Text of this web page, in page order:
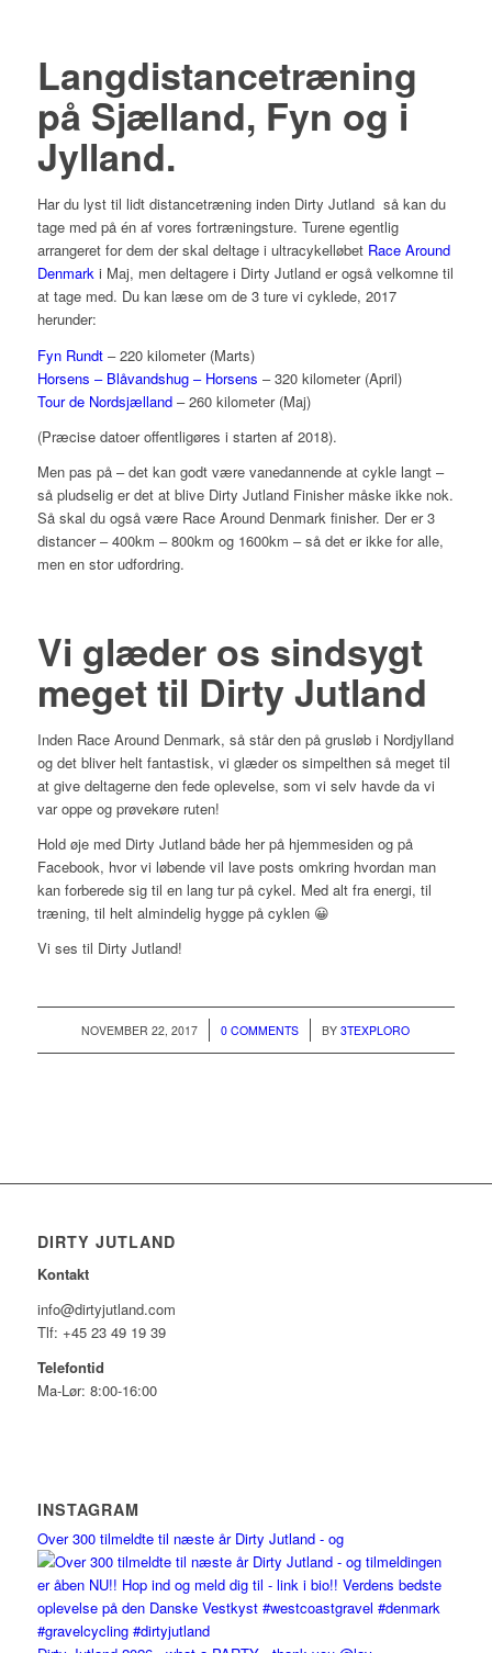
Langdistancetræning
på Sjælland, Fyn og i
Jylland.
Har du lyst til lidt distancetræning inden Dirty Jutland så kan du
tage med på én af vores fortræningsture. Turene egentlig
arrangeret for dem der skal deltage i ultracykelløbet Race Around
Denmarki Maj, men deltagere i Dirty Jutland er også velkomne til
at tage med. Du kan læse om de 3 ture vi cyklede, 2017
herunder:
Fyn Rundt– 220 kilometer (Marts)
Horsens – Blåvandshug – Horsens – 320 kilometer (April)
Tour de Nordsjælland– 260 kilometer (Maj)
(Præcise datoer offentligøres i starten af 2018).
Men pas på – det kan godt være vanedannende at cykle langt –
så pludselig er det at blive Dirty Jutland Finisher måske ikke nok.
Så skal du også være Race Around Denmark finisher. Der er 3
distancer – 400km – 800km og 1600km – så det er ikke for alle,
men en stor udfordring.
Vi glæder os sindsygt
meget til Dirty Jutland
Inden Race Around Denmark, så står den på grusløb i Nordjylland
og det bliver helt fantastisk, vi glæder os simpelthen så meget til
at give deltagerne den fede oplevelse, som vi selv havde da vi
var oppe og prøvekøre ruten!
Hold øje med Dirty Jutland både her på hjemmesiden og på
Facebook, hvor vi løbende vil lave posts omkring hvordan man
kan forberede sig til en lang tur på cykel. Med alt fra energi, til
træning, til helt almindelig hygge på cyklen 😀
Vi ses til Dirty Jutland!
NOVEMBER 22, 2017
/ 0 COMMENTS
/ BY3TEXPLORO
DIRTY JUTLAND
Kontakt
info@dirtyjutland.com
Tlf: +45 23 49 19 39
Telefontid
Ma-Lør: 8:00-16:00
INSTAGRAM
Over 300 tilmeldte til næste år Dirty Jutland - og